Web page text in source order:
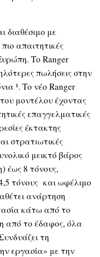
διαθέσιμο με
απαιτητικές
Το Ranger
πωλήσεις στην
¹. Το νέο Ranger
μοντέλου έχοντας
επαγγελματικές
έκτακτης
στρατιωτικές
μεικτό βάρος
έως 8 τόνους,
τόνους και ωφέλιμο
ανάρτηση
κάτω από το
από το έδαφος, όλα
τη
εργασία» με την